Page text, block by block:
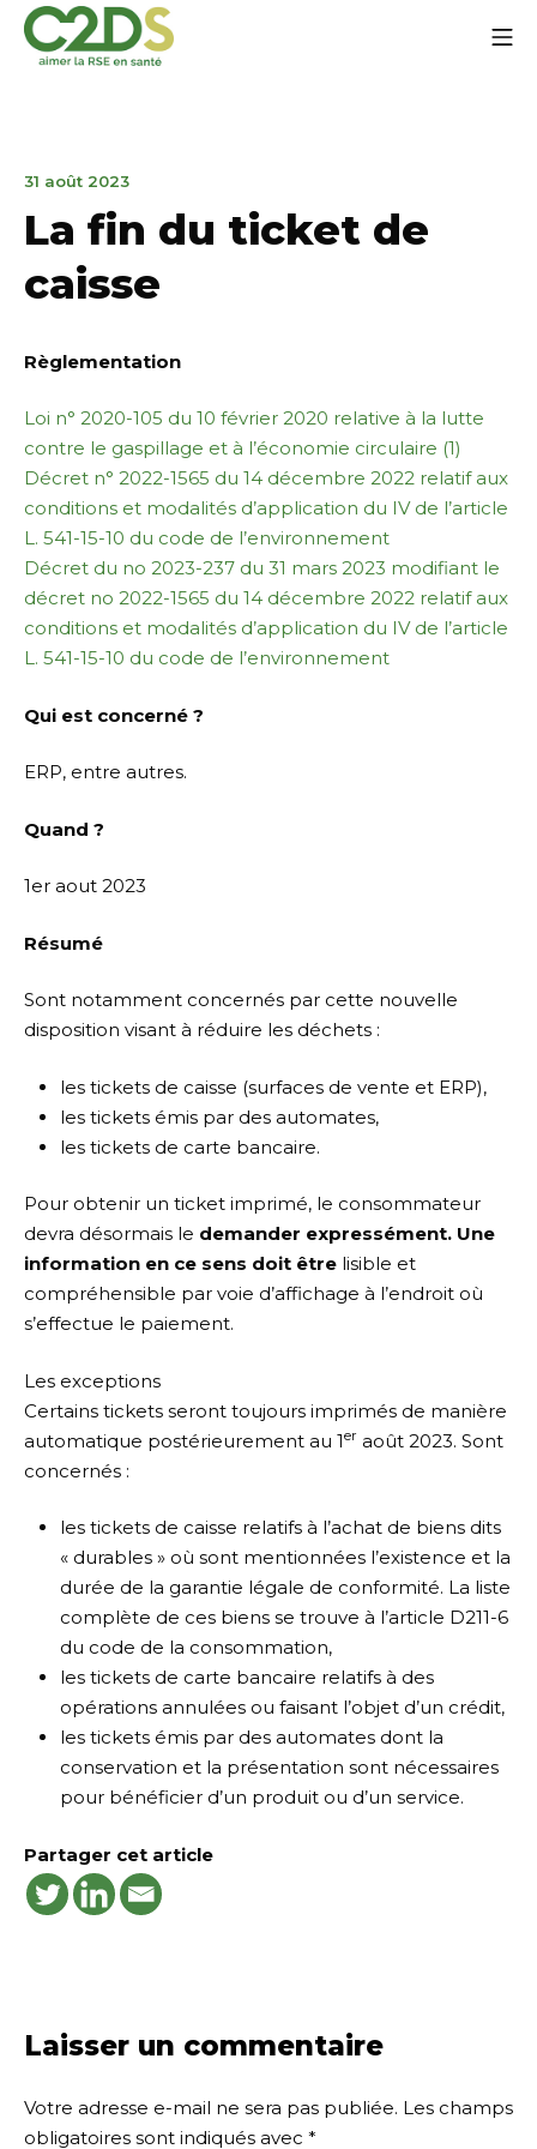
Aller
contenu
31 août 202331
2023
La fin du ticket de
caisse
Règlementation
Loi n° 2020-105 du 10 février 2020 relative à la lutte
contre le gaspillage et à l’économie circulaire (1)
Décret n° 2022-1565 du 14 décembre 2022 relatif aux
conditions et modalités d’application du IV de l’article
L. 541-15-10 du code de l’environnement
Décret du no 2023-237 du 31 mars 2023 modifiant le
décret no 2022-1565 du 14 décembre 2022 relatif aux
conditions et modalités d’application du IV de l’article
L. 541-15-10 du code de l’environnement
Qui est concerné ?
ERP, entre autres.
Quand ?
1er aout 2023
Résumé
Sont notamment concernés par cette nouvelle
disposition visant à réduire les déchets :
les tickets de caisse (surfaces de vente et ERP),
les tickets émis par des automates,
les tickets de carte bancaire.
Pour obtenir un ticket imprimé, le consommateur
devra désormais le demander expressément. Une
information en ce sens doit être lisible et
compréhensible par voie d’affichage à l’endroit où
s’effectue le paiement.
Les exceptions
Certains tickets seront toujours imprimés de manière
automatique postérieurement au 1er août 2023. Sont
concernés :
les tickets de caisse relatifs à l’achat de biens dits
« durables » où sont mentionnées l’existence et la
durée de la garantie légale de conformité. La liste
complète de ces biens se trouve à l’article D211-6
du code de la consommation,
les tickets de carte bancaire relatifs à des
opérations annulées ou faisant l’objet d’un crédit,
les tickets émis par des automates dont la
conservation et la présentation sont nécessaires
pour bénéficier d’un produit ou d’un service.
Partager cet article
Laisser un commentaire
Votre adresse e-mail ne sera pas publiée. Les champs
obligatoires sont indiqués avec *